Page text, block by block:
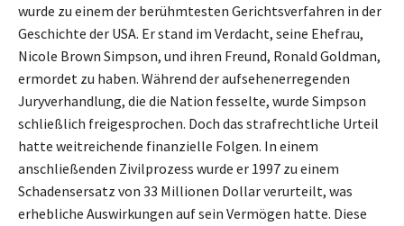
wurde zu einem der berühmtesten Gerichtsverfahren in der
Geschichte der USA. Er stand im Verdacht, seine Ehefrau,
Nicole Brown Simpson, und ihren Freund, Ronald Goldman,
ermordet zu haben. Während der aufsehenerregenden
Juryverhandlung, die die Nation fesselte, wurde Simpson
schließlich freigesprochen. Doch das strafrechtliche Urteil
hatte weitreichende finanzielle Folgen. In einem
anschließenden Zivilprozess wurde er 1997 zu einem
Schadensersatz von 33 Millionen Dollar verurteilt, was
erhebliche Auswirkungen auf sein Vermögen hatte. Diese